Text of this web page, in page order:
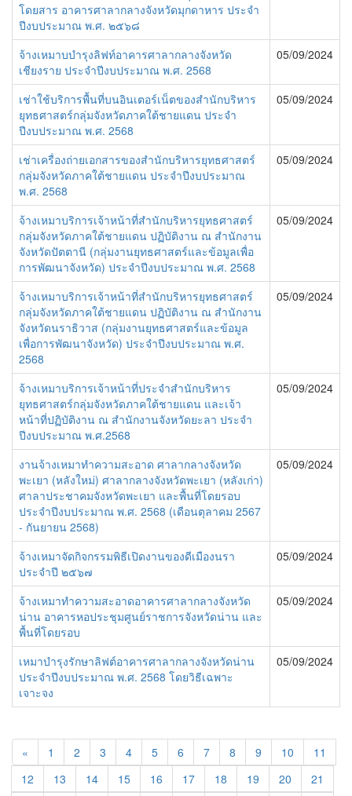
โดยสาร อาคารศาลากลางจังหวัดมุกดาหาร ประจำ
ปีงบประมาณ พ.ศ. ๒๕๖๘
จ้างเหมาบบำรุงลิฟท์อาคารศาลากลางจังหวัด
เชียงราย ประจำปีงบประมาณ พ.ศ. 2568
05/09/2024
เช่าใช้บริการพื้นที่บนอินเตอร์เน็ตของสำนักบริหาร
ยุทธศาสตร์กลุ่มจังหวัดภาคใต้ชายแดน ประจำ
ปีงบประมาณ พ.ศ. 2568
05/09/2024
เช่าเครื่องถ่ายเอกสารของสำนักบริหารยุทธศาสตร์
กลุ่มจังหวัดภาคใต้ชายแดน ประจำปีงบประมาณ
พ.ศ. 2568
05/09/2024
จ้างเหมาบริการเจ้าหน้าที่สำนักบริหารยุทธศาสตร์
กลุ่มจังหวัดภาคใต้ชายแดน ปฏิบัติงาน ณ สำนักงาน
จังหวัดปัตตานี (กลุ่มงานยุทธศาสตร์และข้อมูลเพื่อ
การพัฒนาจังหวัด) ประจำปีงบประมาณ พ.ศ. 2568
05/09/2024
จ้างเหมาบริการเจ้าหน้าที่สำนักบริหารยุทธศาสตร์
กลุ่มจังหวัดภาคใต้ชายแดน ปฏิบัติงาน ณ สำนักงาน
จังหวัดนราธิวาส (กลุ่มงานยุทธศาสตร์และข้อมูล
เพื่อการพัฒนาจังหวัด) ประจำปีงบประมาณ พ.ศ.
2568
05/09/2024
จ้างเหมาบริการเจ้าหน้าที่ประจำสำนักบริหาร
ยุทธศาสตร์กลุ่มจังหวัดภาคใต้ชายแดน และเจ้า
หน้าที่ปฏิบัติงาน ณ สำนักงานจังหวัดยะลา ประจำ
ปีงบประมาณ พ.ศ.2568
05/09/2024
งานจ้างเหมาทำความสะอาด ศาลากลางจังหวัด
พะเยา (หลังใหม่) ศาลากลางจังหวัดพะเยา (หลังเก่า)
ศาลาประชาคมจังหวัดพะเยา และพื้นที่โดยรอบ
ประจำปีงบประมาณ พ.ศ. 2568 (เดือนตุลาคม 2567
- กันยายน 2568)
05/09/2024
จ้างเหมาจัดกิจกรรมพิธีเปิดงานของดีเมืองนรา
ประจำปี ๒๕๖๗
05/09/2024
จ้างเหมาทำความสะอาดอาคารศาลากลางจังหวัด
น่าน อาคารหอประชุมศูนย์ราชการจังหวัดน่าน และ
พื้นที่โดยรอบ
05/09/2024
เหมาบำรุงรักษาลิฟต์อาคารศาลากลางจังหวัดน่าน
ประจำปีงบประมาณ พ.ศ. 2568 โดยวิธีเฉพาะ
เจาะจง
05/09/2024
« 1 2 3 4 5 6 7 8 9 10
11
12
13 14 15 16 17 18 19 20
21